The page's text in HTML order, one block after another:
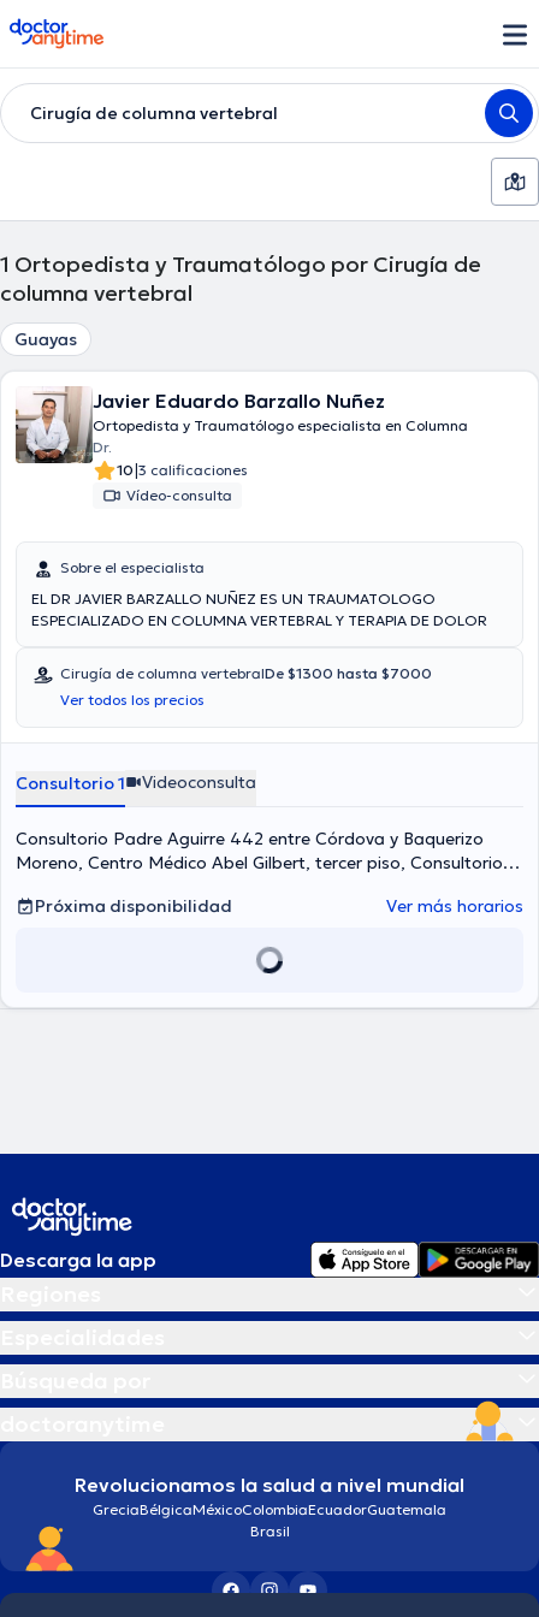
doctoranytime
Cirugía de columna vertebral
1 Ortopedista y Traumatólogo por Cirugía de
columna vertebral
Guayas
Javier Eduardo Barzallo Nuñez
Ortopedista y Traumatólogo especialista en Columna
Dr.
10|3 calificaciones
Vídeo-consulta
Sobre el especialista
EL DR JAVIER BARZALLO NUÑEZ ES UN TRAUMATOLOGO
ESPECIALIZADO EN COLUMNA VERTEBRAL Y TERAPIA DE DOLOR
Cirugía de columna vertebralDe $1300 hasta $7000
Ver todos los precios
Consultorio 1 Videoconsulta
Consultorio Padre Aguirre 442 entre Córdova y Baquerizo
Moreno, Centro Médico Abel Gilbert, tercer piso, Consultorio
Guayaquil
Próxima disponibilidad Ver más horarios
Descarga la app
Revolucionamos la salud a nivel mundial
GreciaBélgicaMéxicoColombiaEcuadorGuatemala
Brasil